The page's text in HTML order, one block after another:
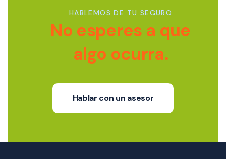
HABLEMOS DE TU SEGURO
No esperes a que
algo ocurra.
Hablar con un asesor